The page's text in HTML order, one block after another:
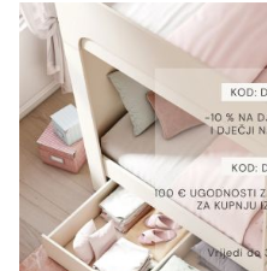
je:
74,90 €.
65,73 €.